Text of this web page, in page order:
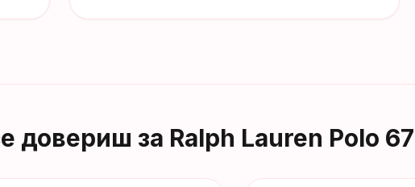
довериш за Ralph Lauren Polo